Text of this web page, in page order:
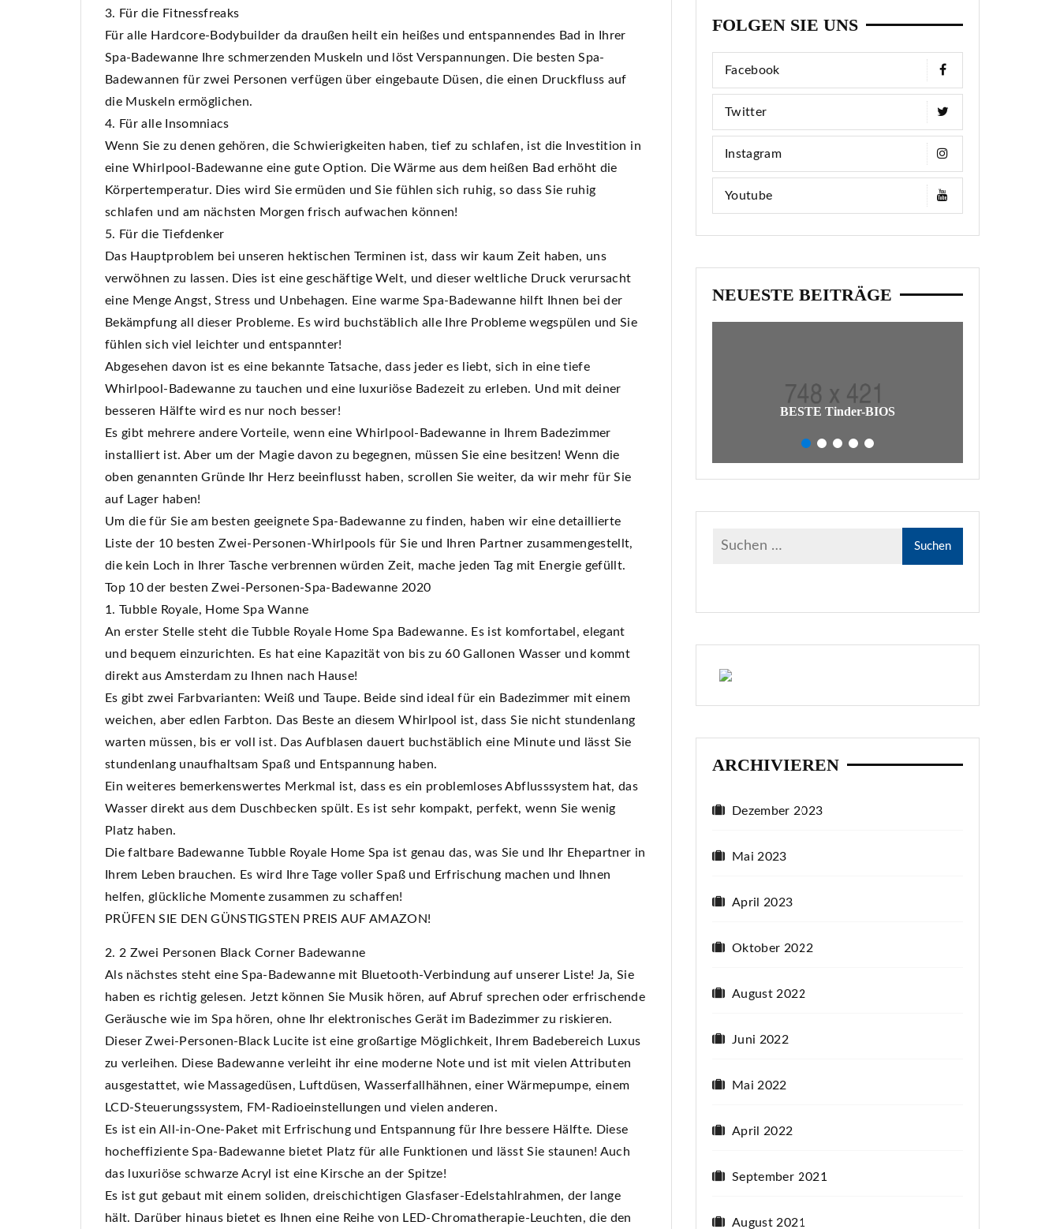
3. Für die Fitnessfreaks
Für alle Hardcore-Bodybuilder da draußen heilt ein heißes und entspannendes Bad in Ihrer
Spa-Badewanne Ihre schmerzenden Muskeln und löst Verspannungen. Die besten Spa-
Badewannen für zwei Personen verfügen über eingebaute Düsen, die einen Druckfluss auf
die Muskeln ermöglichen.
4. Für alle Insomniacs
Wenn Sie zu denen gehören, die Schwierigkeiten haben, tief zu schlafen, ist die Investition in
eine Whirlpool-Badewanne eine gute Option. Die Wärme aus dem heißen Bad erhöht die
Körpertemperatur. Dies wird Sie ermüden und Sie fühlen sich ruhig, so dass Sie ruhig
schlafen und am nächsten Morgen frisch aufwachen können!
5. Für die Tiefdenker
Das Hauptproblem bei unseren hektischen Terminen ist, dass wir kaum Zeit haben, uns
verwöhnen zu lassen. Dies ist eine geschäftige Welt, und dieser weltliche Druck verursacht
eine Menge Angst, Stress und Unbehagen. Eine warme Spa-Badewanne hilft Ihnen bei der
Bekämpfung all dieser Probleme. Es wird buchstäblich alle Ihre Probleme wegspülen und Sie
fühlen sich viel leichter und entspannter!
Abgesehen davon ist es eine bekannte Tatsache, dass jeder es liebt, sich in eine tiefe
Whirlpool-Badewanne zu tauchen und eine luxuriöse Badezeit zu erleben. Und mit deiner
besseren Hälfte wird es nur noch besser!
Es gibt mehrere andere Vorteile, wenn eine Whirlpool-Badewanne in Ihrem Badezimmer
installiert ist. Aber um der Magie davon zu begegnen, müssen Sie eine besitzen! Wenn die
oben genannten Gründe Ihr Herz beeinflusst haben, scrollen Sie weiter, da wir mehr für Sie
auf Lager haben!
Um die für Sie am besten geeignete Spa-Badewanne zu finden, haben wir eine detaillierte
Liste der 10 besten Zwei-Personen-Whirlpools für Sie und Ihren Partner zusammengestellt,
die kein Loch in Ihrer Tasche verbrennen würden Zeit, mache jeden Tag mit Energie gefüllt.
Top 10 der besten Zwei-Personen-Spa-Badewanne 2020
1. Tubble Royale, Home Spa Wanne
An erster Stelle steht die Tubble Royale Home Spa Badewanne. Es ist komfortabel, elegant
und bequem einzurichten. Es hat eine Kapazität von bis zu 60 Gallonen Wasser und kommt
direkt aus Amsterdam zu Ihnen nach Hause!
Es gibt zwei Farbvarianten: Weiß und Taupe. Beide sind ideal für ein Badezimmer mit einem
weichen, aber edlen Farbton. Das Beste an diesem Whirlpool ist, dass Sie nicht stundenlang
warten müssen, bis er voll ist. Das Aufblasen dauert buchstäblich eine Minute und lässt Sie
stundenlang unaufhaltsam Spaß und Entspannung haben.
Ein weiteres bemerkenswertes Merkmal ist, dass es ein problemloses Abflusssystem hat, das
Wasser direkt aus dem Duschbecken spült. Es ist sehr kompakt, perfekt, wenn Sie wenig
Platz haben.
Die faltbare Badewanne Tubble Royale Home Spa ist genau das, was Sie und Ihr Ehepartner in
Ihrem Leben brauchen. Es wird Ihre Tage voller Spaß und Erfrischung machen und Ihnen
helfen, glückliche Momente zusammen zu schaffen!
PRÜFEN SIE DEN GÜNSTIGSTEN PREIS AUF AMAZON!
2. 2 Zwei Personen Black Corner Badewanne
Als nächstes steht eine Spa-Badewanne mit Bluetooth-Verbindung auf unserer Liste! Ja, Sie
haben es richtig gelesen. Jetzt können Sie Musik hören, auf Abruf sprechen oder erfrischende
Geräusche wie im Spa hören, ohne Ihr elektronisches Gerät im Badezimmer zu riskieren.
Dieser Zwei-Personen-Black Lucite ist eine großartige Möglichkeit, Ihrem Badebereich Luxus
zu verleihen. Diese Badewanne verleiht ihr eine moderne Note und ist mit vielen Attributen
ausgestattet, wie Massagedüsen, Luftdüsen, Wasserfallhähnen, einer Wärmepumpe, einem
LCD-Steuerungssystem, FM-Radioeinstellungen und vielen anderen.
Es ist ein All-in-One-Paket mit Erfrischung und Entspannung für Ihre bessere Hälfte. Diese
hocheffiziente Spa-Badewanne bietet Platz für alle Funktionen und lässt Sie staunen! Auch
das luxuriöse schwarze Acryl ist eine Kirsche an der Spitze!
Es ist gut gebaut mit einem soliden, dreischichtigen Glasfaser-Edelstahlrahmen, der lange
hält. Darüber hinaus bietet es Ihnen eine Reihe von LED-Chromatherapie-Leuchten, die den
FOLGEN SIE UNS
Facebook
Twitter
Instagram
Youtube
NEUESTE BEITRÄGE
BESTE Tinder-BIOS
ARCHIVIEREN
Dezember 2023
Mai 2023
April 2023
Oktober 2022
August 2022
Juni 2022
Mai 2022
April 2022
September 2021
August 2021